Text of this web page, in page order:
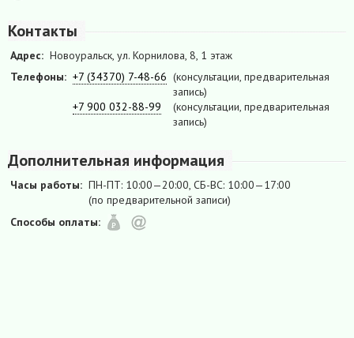
Контакты
Адрес: Новоуральск, ул. Корнилова, 8, 1 этаж
Телефоны: +7 (34370) 7-48-66 (консультации, предварительная
запись)
+7 900 032-88-99
(консультации, предварительная
запись)
Дополнительная информация
Часы работы: ПН-ПТ: 10:00—20:00, СБ-ВС: 10:00—17:00
(по предварительной записи)
Способы оплаты: